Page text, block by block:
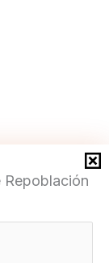
Repoblación